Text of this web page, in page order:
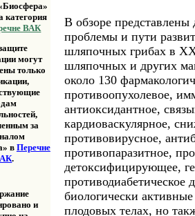
категория
ВАК
могут
только
за
в Перечне
.
и
В обзоре
проблемы и пути
шляпочных грибах в
шляпочных и других
около 130
противоопухолевое,
антиоксидантное,
кардиоваскулярное,
противовирусное,
противопаразитное,
детоксифицирующее,
противодиабетическое
биологически
плодовых телах, но